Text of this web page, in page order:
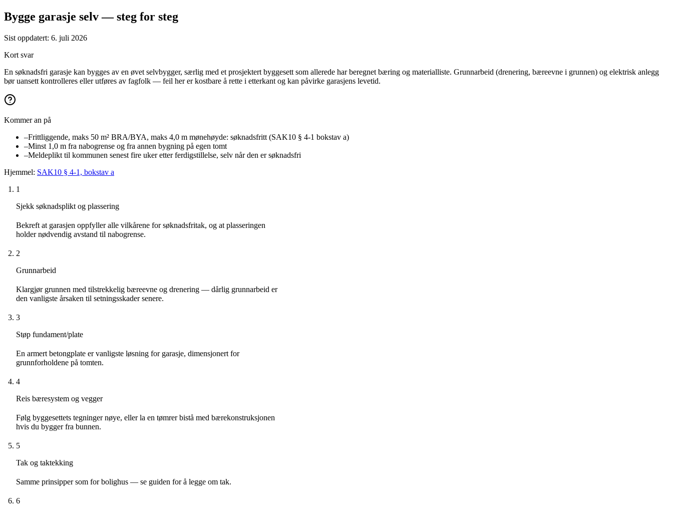
Bygge garasje selv — steg for steg
Sist oppdatert: 6. juli 2026
Kort svar
En søknadsfri garasje kan bygges av en øvet selvbygger, særlig med et prosjektert byggesett som allerede har beregnet bæring og materialliste. Grunnarbeid (drenering, bæreevne i grunnen) og elektrisk anlegg
bør uansett kontrolleres eller utføres av fagfolk — feil her er kostbare å rette i etterkant og kan påvirke garasjens levetid.
Kommer an på
–Frittliggende, maks 50 m² BRA/BYA, maks 4,0 m mønehøyde: søknadsfritt (SAK10 § 4-1 bokstav a)
–Minst 1,0 m fra nabogrense og fra annen bygning på egen tomt
–Meldeplikt til kommunen senest fire uker etter ferdigstillelse, selv når den er søknadsfri
Hjemmel: SAK10 § 4-1, bokstav a
1
Sjekk søknadsplikt og plassering
Bekreft at garasjen oppfyller alle vilkårene for søknadsfritak, og at plasseringen
holder nødvendig avstand til nabogrense.
2
Grunnarbeid
Klargjør grunnen med tilstrekkelig bæreevne og drenering — dårlig grunnarbeid er
den vanligste årsaken til setningsskader senere.
3
Støp fundament/plate
En armert betongplate er vanligste løsning for garasje, dimensjonert for
grunnforholdene på tomten.
4
Reis bæresystem og vegger
Følg byggesettets tegninger nøye, eller la en tømrer bistå med bærekonstruksjonen
hvis du bygger fra bunnen.
5
Tak og taktekking
Samme prinsipper som for bolighus — se guiden for å legge om tak.
6